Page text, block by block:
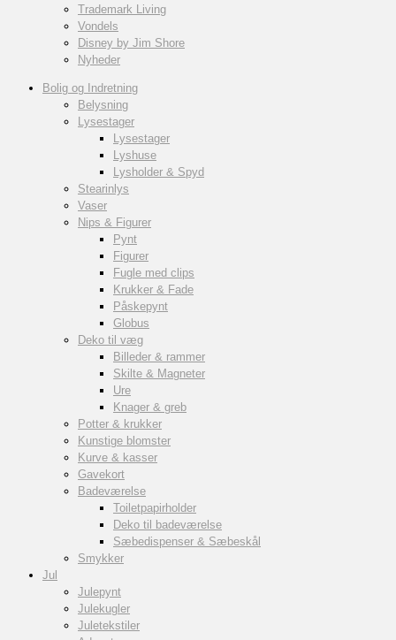
Trademark Living
Vondels
Disney by Jim Shore
Nyheder
Bolig og Indretning
Belysning
Lysestager
Lysestager
Lyshuse
Lysholder & Spyd
Stearinlys
Vaser
Nips & Figurer
Pynt
Figurer
Fugle med clips
Krukker & Fade
Påskepynt
Globus
Deko til væg
Billeder & rammer
Skilte & Magneter
Ure
Knager & greb
Potter & krukker
Kunstige blomster
Kurve & kasser
Gavekort
Badeværelse
Toiletpapirholder
Deko til badeværelse
Sæbedispenser & Sæbeskål
Smykker
Jul
Julepynt
Julekugler
Juletekstiler